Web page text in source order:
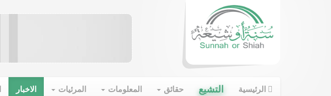
الرئيسية التشيع حقائق المعلومات المرئيات الاخبار
واشنطن تتوعّد بقطع شرايين حزب الله
للمرة الأولى.. إيران تعترف بما جرى لصاروخ مركز الخميني